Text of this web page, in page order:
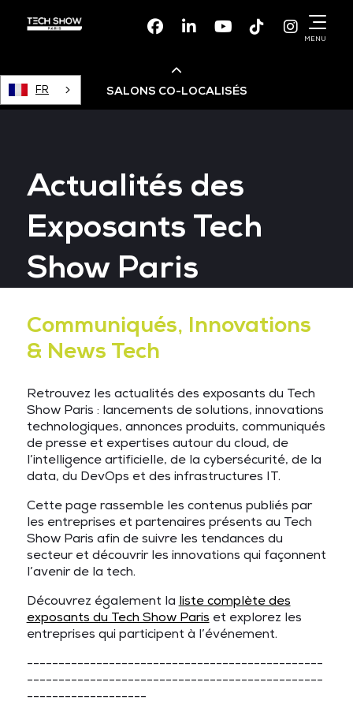
FacebookLinkedinYoutubeTikTok
MENU
FR SALONS CO-LOCALISÉS
Devops Live
Cloud & Cyber Security
Data Centre World
Actualités des
Exposants Tech
Show Paris
Communiqués, Innovations
& News Tech
Retrouvez les actualités des exposants du Tech
Show Paris : lancements de solutions, innovations
technologiques, annonces produits, communiqués
de presse et expertises autour du cloud, de
l’intelligence artificielle, de la cybersécurité, de la
data, du DevOps et des infrastructures IT.
Cette page rassemble les contenus publiés par
les entreprises et partenaires présents au Tech
Show Paris afin de suivre les tendances du
secteur et découvrir les innovations qui façonnent
l’avenir de la tech.
Découvrez également la liste complète des
exposants du Tech Show Paris et explorez les
entreprises qui participent à l’événement.
-----------------------------------------------
-----------------------------------------------
-------------------